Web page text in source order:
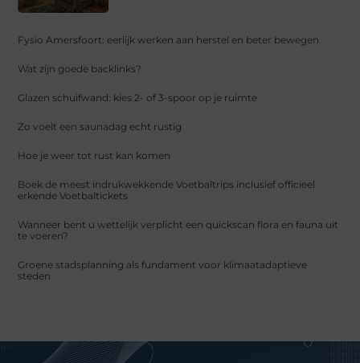
Fysio Amersfoort: eerlijk werken aan herstel en beter bewegen
Wat zijn goede backlinks?
Glazen schuifwand: kies 2- of 3-spoor op je ruimte
Zo voelt een saunadag echt rustig
Hoe je weer tot rust kan komen
Boek de meest indrukwekkende Voetbaltrips inclusief officieel
erkende Voetbaltickets
Wanneer bent u wettelijk verplicht een quickscan flora en fauna uit
te voeren?
Groene stadsplanning als fundament voor klimaatadaptieve
steden